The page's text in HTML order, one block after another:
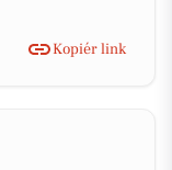
Kopiér link